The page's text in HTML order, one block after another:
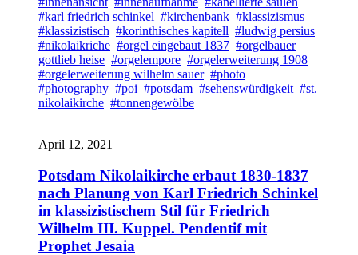
#karl friedrich schinkel #kirchenbank #klassizismus
#klassizistisch #korinthisches kapitell #ludwig persius
#nikolaikriche #orgel eingebaut 1837 #orgelbauer
gottlieb heise #orgelempore #orgelerweiterung 1908
#orgelerweiterung wilhelm sauer #photo
#photography #poi #potsdam #sehenswürdigkeit #st.
nikolaikirche #tonnengewölbe
April 12, 2021
Potsdam Nikolaikirche erbaut 1830-1837
nach Planung von Karl Friedrich Schinkel
in klassizistischem Stil für Friedrich
Wilhelm III. Kuppel. Pendentif mit
Prophet Jesaia